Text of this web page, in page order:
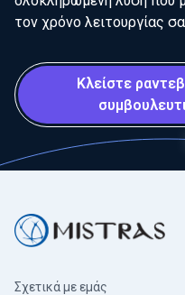
τον χρόνο λειτουργίας
Κλείστε
Σχετικά με εμάς